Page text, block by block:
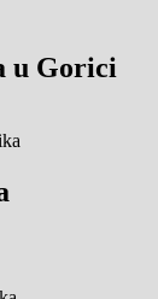
u Gorici